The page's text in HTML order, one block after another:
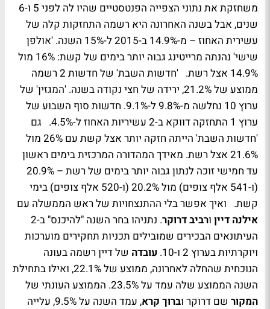
משחזקת את נתוני הצפייה הפנטסטיים שהיו לה לפני 5 ו-6
שנים, אבל בשנה האחרונה היא רשמה התחזקות קלה של
עשירית האחוז – מ-14.9% ב-2015 ל-15% השנה. 'אולפן
שישי' נהנתה מרייטינג גבוה יותר בימים של קשת: 16% מול
14.9% אצל רשת. 'חדשות השבת' של חדשות 2 רשמה
ממוצע של 21.2%, ירידה של חצי נקודה בשנה. 'המגזין' של
ערוץ 10 נחלשה מ-9.8% ל-9.1%. חדשות סוף השבוע של
ערוץ 1 התחזקה דווקא ב-2 עשיריות האחוז ל-4.5%. גם
'חדשות השבת' הייתה חזקה יותר אצל קשת עם 26% מול
21.6% אצל רשת. מאידך המהדורה המרכזית בימים ראשון
עד חמישי זוכה לנתון גבוה יותר בימים של רשת – 20.9%
(ו-541 אלף צופים) מול 20.2% (ו-520 אלף צופים) בימי
קשת. ואיך אפשר בלי ההתנצחויות של ראש הממשלה עם
אילנה דיין ורביב דרוקר
. נתניהו בחר השנה "להיכנס" ב-2
העיתונאים הבכירים שמובילים תכניות תחקירים מוערכות
ויוקרתיות בערוץ 2 ו-10.
עובדה של דיין רשמה בעונה
הנוכחית שהחלה לאחרונה, ממוצע של 22.1%, ואילו בתחילת
השנה הממוצע שלה עמד על 23.5%. הממוצע העונתי של
המקור שם דרוקר וברוך קרא
, עמד השנה על 9.5%, עלייה